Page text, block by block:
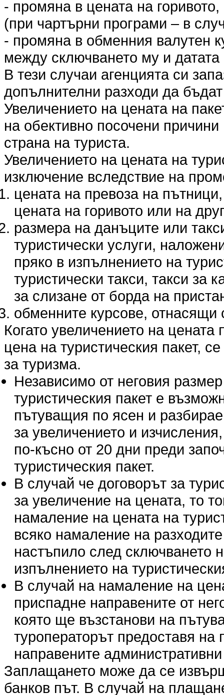
- промяна в цената на
(при чартърни програми – в
- промяна в обменния валутен
между сключването му и датата
В тези случаи агенцията си
допълнителни разходи да
Увеличението на цената на
на обективно посочени
страна на туриста.
Увеличението на цената на
изключение вследствие на
цената на превоза на
цената на горивото или на
размера на данъците или
туристически услуги,
пряко в изпълнението на
туристически такси, такси за
за слизане от борда на
обменните курсове, отнасящи
Когато увеличението на
цена на туристическия пакет,
за туризма.
Независимо от неговия
туристическия пакет е
пътуващия по ясен и
за увеличението и
по-късно от 20 дни преди
туристическия пакет.
В случай че договорът за
за увеличение на цената, то
намаление на цената на
всяко намаление на
настъпило след сключването
изпълнението на
В случай на намаление на
приспадне направените от
която ще възстанови на
туроператорът предоставя на
направените
Заплащането може да се
банков път. В случай на